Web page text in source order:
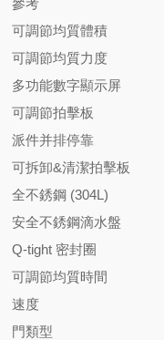
參考
可調節均質體積
可調節均質力度
多功能數字顯示屏
可調節拍擊板
派件并排停靠
可拆卸&清潔拍擊板
全不銹鋼 (304L)
安全不銹鋼滴水盤
Q-tight 密封圈
可調節均質時間
速度
門類型